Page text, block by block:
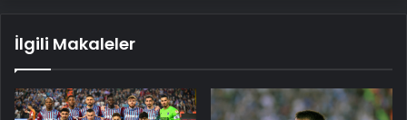
İlgili Makaleler